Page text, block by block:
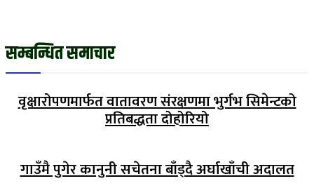
सम्बन्धित समाचार
वृक्षारोपणमार्फत वातावरण संरक्षणमा भुर्गभ सिमेन्टको
प्रतिबद्धता दोहोरियो
गाउँमै पुगेर कानुनी सचेतना बाँड्दै अर्घाखाँची अदालत